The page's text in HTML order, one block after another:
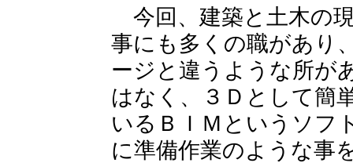
今回、建築と土木の
事にも多くの職があり
ージと違うような所が
はなく、３Ｄとして簡
いるＢＩＭというソフ
に準備作業のような事